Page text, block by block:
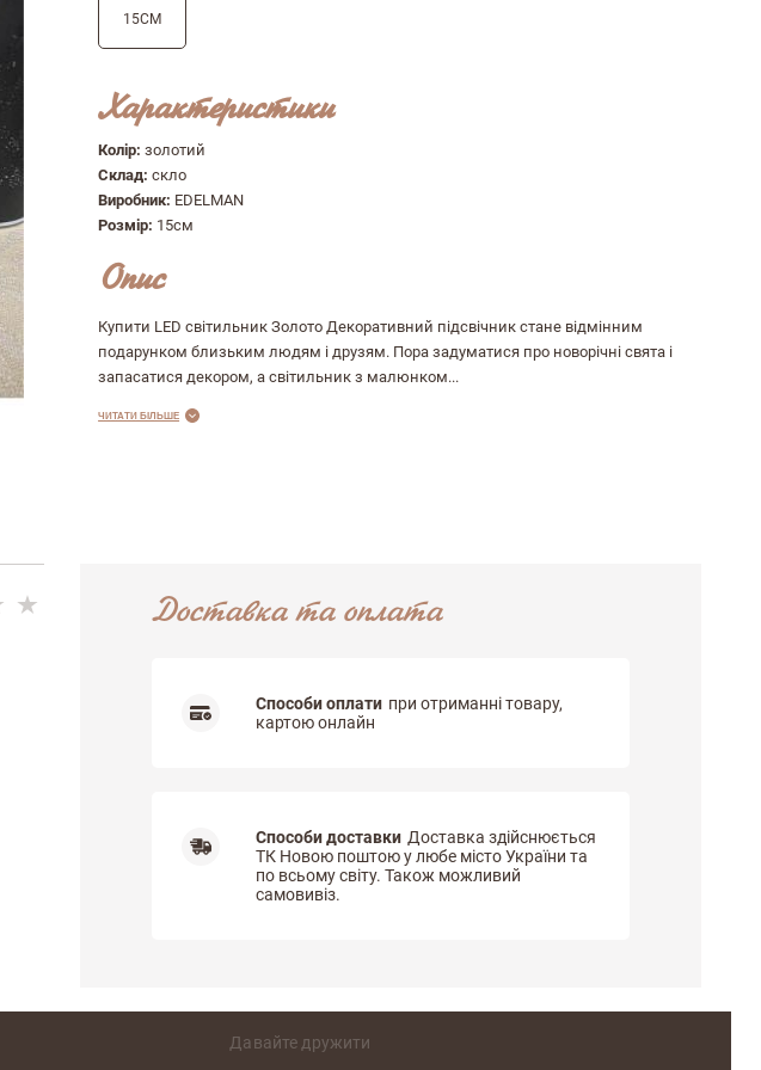
15СМ
Характеристики
Колір:золотий
Склад:скло
Виробник: EDELMAN
Розмір: 15см
Опис
Купити LED світильник Золото Декоративний підсвічник стане відмінним
подарунком близьким людям і друзям. Пора задуматися про новорічні свята і
запасатися декором, а свiтильник з малюнком...
ЧИТАТИ БІЛЬШЕ
Доставка та оплата
Способи оплати при отриманні товару,
картою онлайн
Способи доставки Доставка здійснюється
ТК Новою поштою у любе місто України та
по всьому світу. Також можливий
самовивіз.
Давайте дружити